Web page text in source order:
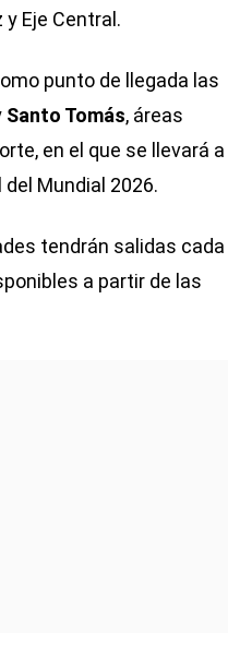
Eje Central.
punto de llegada las
Santo Tomás, áreas
en el que se llevará a
Mundial 2026.
tendrán salidas cada
a partir de las